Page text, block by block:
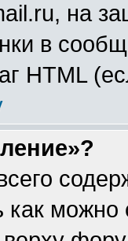
на
в
HTML
как